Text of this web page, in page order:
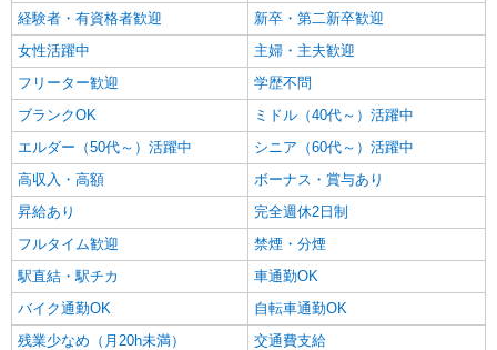
経験者・有資格者歓迎
新卒・第二新卒歓迎
女性活躍中
主婦・主夫歓迎
フリーター歓迎
学歴不問
ブランクOK
ミドル（40代～）活躍中
エルダー（50代～）活躍中
シニア（60代～）活躍中
高収入・高額
ボーナス・賞与あり
昇給あり
完全週休2日制
フルタイム歓迎
禁煙・分煙
駅直結・駅チカ
車通勤OK
バイク通勤OK
自転車通勤OK
残業少なめ（月20h未満）
交通費支給